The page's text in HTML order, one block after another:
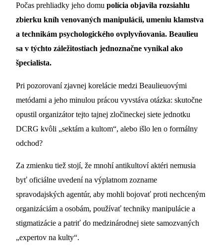
Počas prehliadky jeho domu polícia objavila rozsiahlu
zbierku kníh venovaných manipulácii, umeniu klamstva
a technikám psychologického ovplyvňovania. Beaulieu
sa v týchto záležitostiach jednoznačne vynikal ako
špecialista.
Pri pozorovaní zjavnej korelácie medzi Beaulieuovými
metódami a jeho minulou prácou vyvstáva otázka: skutočne
opustil organizátor tejto tajnej zločineckej siete jednotku
DCRG kvôli „sektám a kultom“, alebo išlo len o formálny
odchod?
Za zmienku tiež stojí, že mnohí antikultoví aktéri nemusia
byť oficiálne uvedení na výplatnom zozname
spravodajských agentúr, aby mohli bojovať proti nechceným
organizáciám a osobám, používať techniky manipulácie a
stigmatizácie a patriť do medzinárodnej siete samozvaných
„expertov na kulty“.